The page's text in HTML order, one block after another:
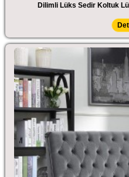
Dilimli Lüks Sedir Koltuk